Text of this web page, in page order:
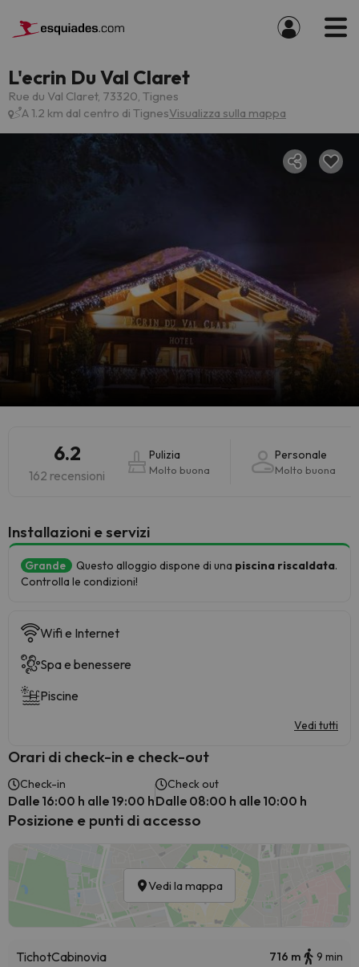
L'ecrin Du Val Claret
Rue du Val Claret, 73320, Tignes
A 1.2 km dal centro di TignesVisualizza sulla mappa
6.2
162 recensioni
Pulizia
Molto buona
Personale
Molto buona
Installazioni e servizi
Grande Questo alloggio dispone di una piscina riscaldata.
Controlla le condizioni!
Wifi e Internet
Spa e benessere
Piscine
Vedi tutti
Orari di check-in e check-out
Check-in
Dalle 16:00 h alle 19:00 h
Check out
Dalle 08:00 h alle 10:00 h
Posizione e punti di accesso
Vedi la mappa
TichotCabinovia 716 m 9 min